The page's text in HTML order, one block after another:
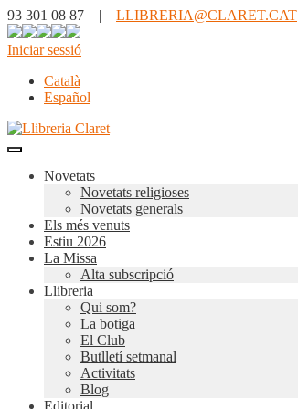
93 301 08 87 | LLIBRERIA@CLARET.CAT
Iniciar sessió
Català
Español
Novetats
Novetats religioses
Novetats generals
Els més venuts
Estiu 2026
La Missa
Alta subscripció
Llibreria
Qui som?
La botiga
El Club
Butlletí setmanal
Activitats
Blog
Editorial